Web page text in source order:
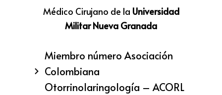
Médico Cirujano de la Universidad
Militar Nueva Granada
Miembro número Asociación
Colombiana
Otorrinolaringología – ACORL